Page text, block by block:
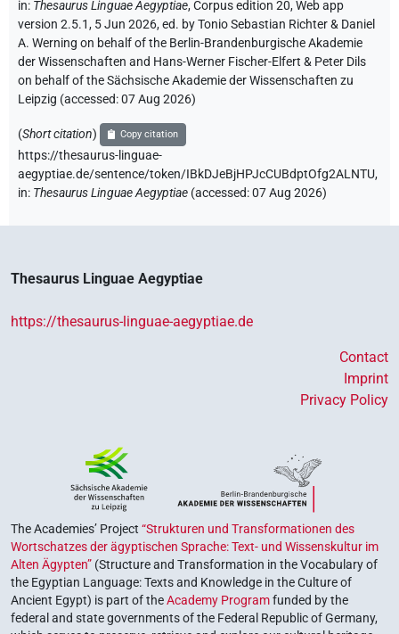
in: Thesaurus Linguae Aegyptiae,Corpus edition 20, Web app
version 2.5.1, 5 Jun 2026, ed. by Tonio Sebastian Richter & Daniel
A. Werning on behalf of the Berlin-Brandenburgische Akademie
der Wissenschaften and Hans-Werner Fischer-Elfert & Peter Dils
on behalf of the Sächsische Akademie der Wissenschaften zu
Leipzig (accessed:07 Aug 2026)
(Short citation) Copy citation
https://thesaurus-linguae-
aegyptiae.de/sentence/token/IBkDJeBjHPJcCUBdptOfg2ALNTU,
in: Thesaurus Linguae Aegyptiae (accessed:07 Aug 2026)
Thesaurus Linguae Aegyptiae
https://thesaurus-linguae-aegyptiae.de
Contact
Imprint
Privacy Policy
The Academies’ Project “Strukturen und Transformationen des
Wortschatzes der ägyptischen Sprache: Text- und Wissenskultur im
Alten Ägypten” (Structure and Transformation in the Vocabulary of
the Egyptian Language: Texts and Knowledge in the Culture of
Ancient Egypt) is part of theAcademy Programfunded by the
federal and state governments of the Federal Republic of Germany,